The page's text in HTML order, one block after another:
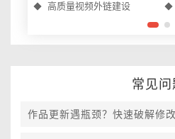
高质量视频外链建设
常见问
作品更新遇瓶颈？快速破解修